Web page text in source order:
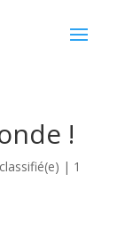
!
| 1